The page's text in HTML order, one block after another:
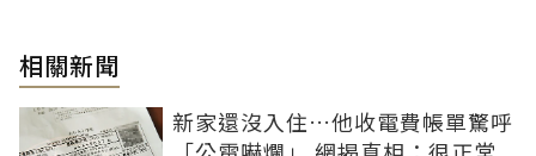
相關新聞
新家還沒入住…他收電費帳單驚呼